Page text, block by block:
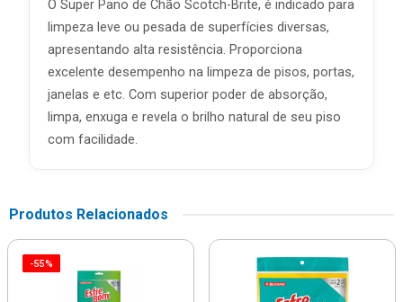
O Super Pano de Chão Scotch-Brite, é indicado para
limpeza leve ou pesada de superfícies diversas,
apresentando alta resistência. Proporciona
excelente desempenho na limpeza de pisos, portas,
janelas e etc. Com superior poder de absorção,
limpa, enxuga e revela o brilho natural de seu piso
com facilidade.
Produtos Relacionados
-55%